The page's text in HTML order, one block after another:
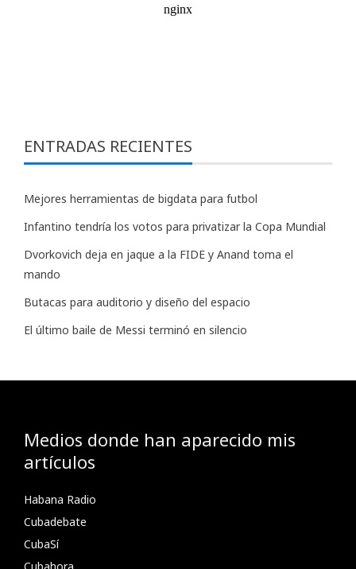
ENTRADAS RECIENTES
Mejores herramientas de bigdata para futbol
Infantino tendría los votos para privatizar la Copa Mundial
Dvorkovich deja en jaque a la FIDE y Anand toma el
mando
Butacas para auditorio y diseño del espacio
El último baile de Messi terminó en silencio
Medios donde han aparecido mis
artículos
Habana Radio
Cubadebate
CubaSí